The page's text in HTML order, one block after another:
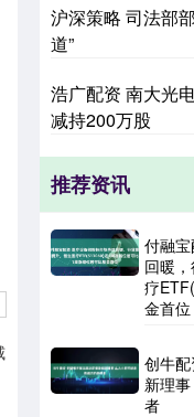
沪深策略 司法部
道”
浩广配资 南大光
减持200万股
推荐资讯
付融
回暖
疗
金首位
创牛
新理
者